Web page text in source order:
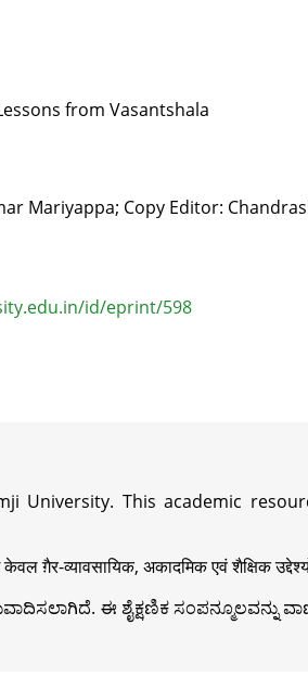
from Vasantshala
Mariyappa; Copy Editor:
id/eprint/598
University. This academic
ग़ैर-व्यावसायिक, अकादमिक एवं शैक्षिक
ಈ ಶೈಕ್ಷಣಿಕ ಸಂಪನ್ಮೂಲವನ್ನು